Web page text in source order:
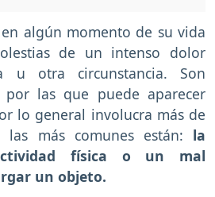
algún momento de su vida
de un intenso dolor
u otra circunstancia. Son
por las que puede aparecer
lo general involucra más de
más comunes están: la
física o un mal
un objeto.